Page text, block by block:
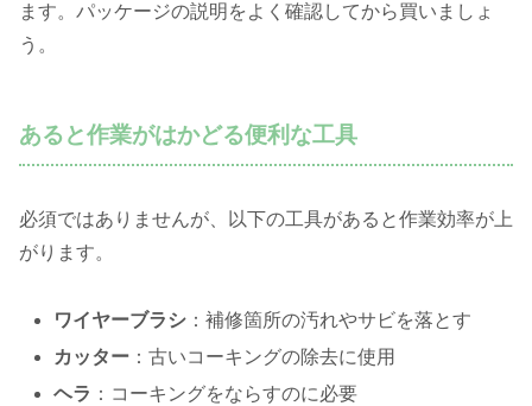
ます。パッケージの説明をよく確認してから買いましょ
う。
あると作業がはかどる便利な工具
必須ではありませんが、以下の工具があると作業効率が上
がります。
ワイヤーブラシ ：補修箇所の汚れやサビを落とす
カッター ：古いコーキングの除去に使用
ヘラ ：コーキングをならすのに必要